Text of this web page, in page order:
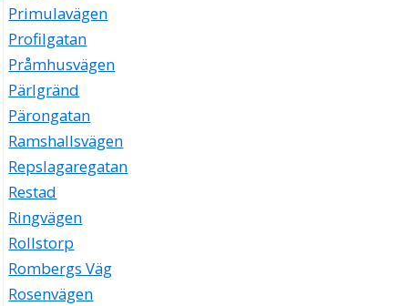
Primulavägen
Profilgatan
Pråmhusvägen
Pärlgränd
Pärongatan
Ramshallsvägen
Repslagaregatan
Restad
Ringvägen
Rollstorp
Rombergs Väg
Rosenvägen